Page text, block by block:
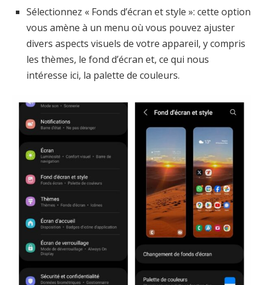
Sélectionnez « Fonds d’écran et style »: cette option
vous amène à un menu où vous pouvez ajuster
divers aspects visuels de votre appareil, y compris
les thèmes, le fond d’écran et, ce qui nous
intéresse ici, la palette de couleurs.